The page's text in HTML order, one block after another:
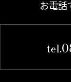
お電話
tel.